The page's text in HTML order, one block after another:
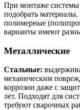
При монтаже системы
подобрать
полимерные
варианты имеют
Металлические
Стальные:
механическим
коррозии даже с
лет. Подходят для
требуют сварочных